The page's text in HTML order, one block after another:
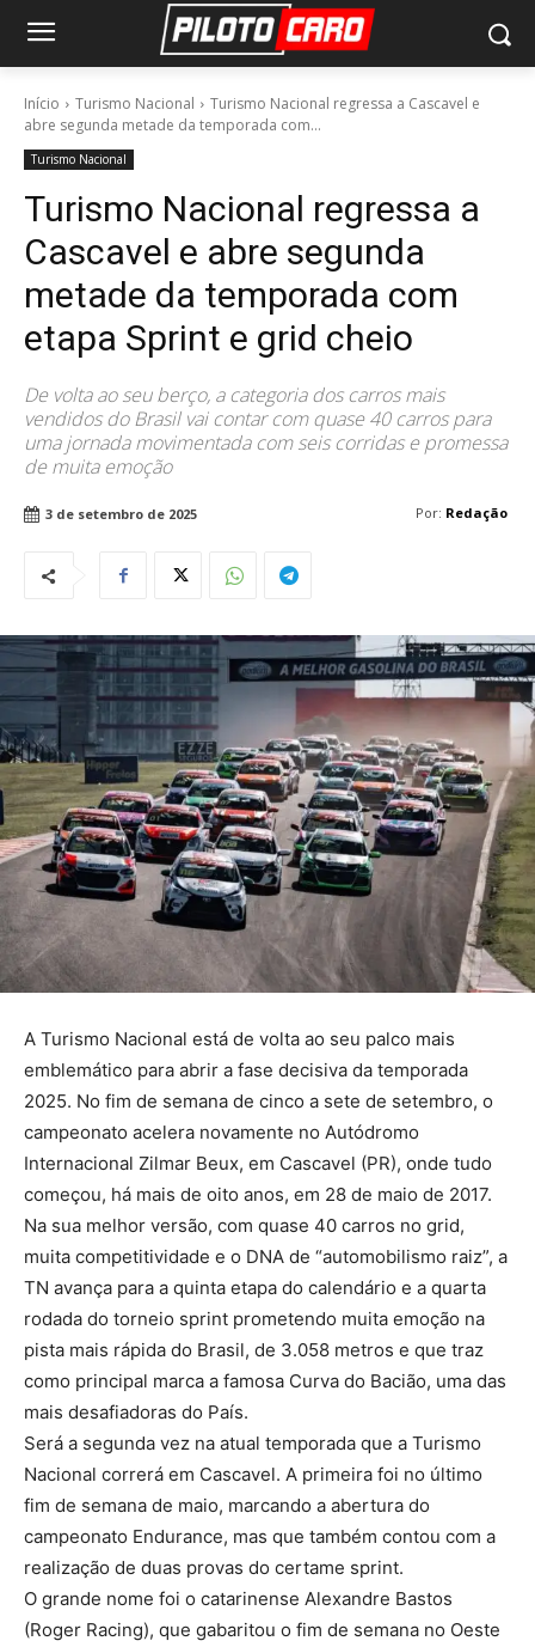
Início Turismo Nacional
Turismo Nacional regressa a Cascavel e
abre segunda metade da temporada com...
Turismo Nacional
Turismo Nacional regressa a
Cascavel e abre segunda
metade da temporada com
etapa Sprint e grid cheio
De volta ao seu berço, a categoria dos carros mais
vendidos do Brasil vai contar com quase 40 carros para
uma jornada movimentada com seis corridas e promessa
de muita emoção
Por: Redação
3 de setembro de 2025
A Turismo Nacional está de volta ao seu palco mais
emblemático para abrir a fase decisiva da temporada
2025. No fim de semana de cinco a sete de setembro, o
campeonato acelera novamente no Autódromo
Internacional Zilmar Beux, em Cascavel (PR), onde tudo
começou, há mais de oito anos, em 28 de maio de 2017.
Na sua melhor versão, com quase 40 carros no grid,
muita competitividade e o DNA de “automobilismo raiz”, a
TN avança para a quinta etapa do calendário e a quarta
rodada do torneio sprint prometendo muita emoção na
pista mais rápida do Brasil, de 3.058 metros e que traz
como principal marca a famosa Curva do Bacião, uma das
mais desafiadoras do País.
Será a segunda vez na atual temporada que a Turismo
Nacional correrá em Cascavel. A primeira foi no último
fim de semana de maio, marcando a abertura do
campeonato Endurance, mas que também contou com a
realização de duas provas do certame sprint.
O grande nome foi o catarinense Alexandre Bastos
(Roger Racing), que gabaritou o fim de semana no Oeste